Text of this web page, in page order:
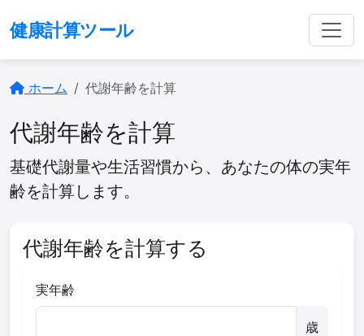
健康計算ツール
ホーム 代謝年齢を計算
代謝年齢を計算
基礎代謝量や生活習慣から、あなたの体の実年
齢を計算します。
代謝年齢を計算する
実年齢
歳